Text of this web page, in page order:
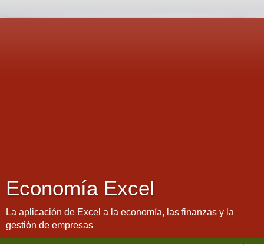
Economía Excel
La aplicación de Excel a la economía, las finanzas y la
gestión de empresas